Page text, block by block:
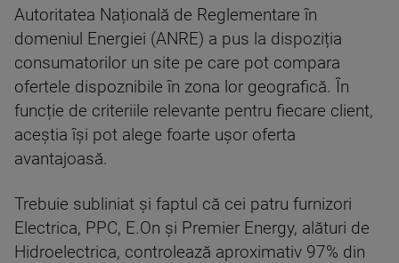
Autoritatea Națională de Reglementare în
domeniul Energiei (ANRE) a pus la dispoziția
consumatorilor un site pe care pot compara
ofertele dispoznibile în zona lor geografică. În
funcție de criteriile relevante pentru fiecare client,
aceștia își pot alege foarte ușor oferta
avantajoasă.
Trebuie subliniat și faptul că cei patru furnizori
Electrica, PPC, E.On și Premier Energy, alături de
Hidroelectrica, controlează aproximativ 97% din